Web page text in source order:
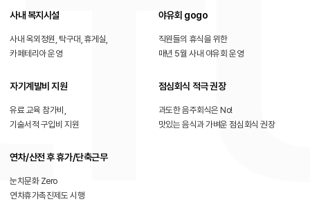
사내 복지시설
사내 옥외정원, 탁구대, 휴게실,
카페테리아 운영
야유회 gogo
직원들의 휴식을 위한
매년 5월 사내 야유회 운영
자기계발비 지원
유료 교육 참가비,
기술서적 구입비 지원
점심회식 적극 권장
과도한 음주회식은 No!
맛있는 음식과 가벼운 점심회식 권장
연차/산전 후 휴가/단축근무
눈치문화 Zero
연차휴가촉진제도 시행